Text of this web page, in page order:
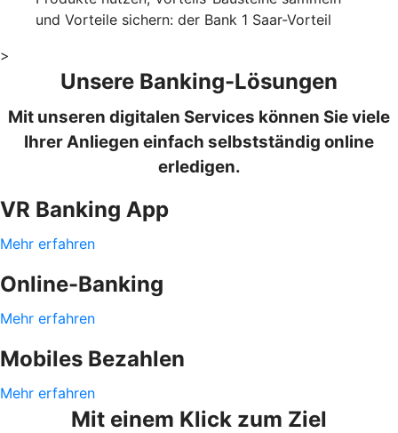
und Vorteile sichern: der Bank 1 Saar-Vorteil
>
Unsere Banking-Lösungen
Mit unseren digitalen Services können Sie viele
Ihrer Anliegen einfach selbstständig online
erledigen.
VR Banking App
Mehr erfahren
Online-Banking
Mehr erfahren
Mobiles Bezahlen
Mehr erfahren
Mit einem Klick zum Ziel